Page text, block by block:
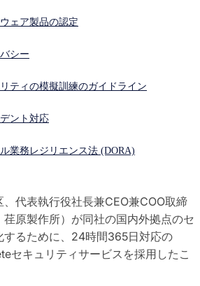
いる場合、連絡先はこちら
ェア製品の認定
シー
ティの模擬訓練のガイドライン
ント対応
業務レジリエンス法 (DORA)
調査
バルでの高い認
Sophos MDR
を採用
～
を開発・提供するグローバルリ
智行）は本日、株式会社荏原製作所
、代表執行役社長兼CEO兼COO取締
原製作所）が同社の国内外拠点のセ
するために、24時間365日対応の
セキュリティサービスを採用したこ